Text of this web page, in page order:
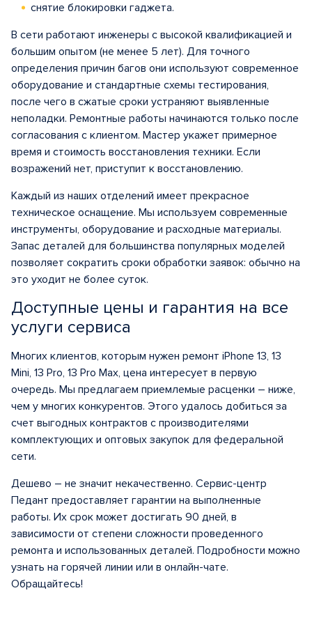
снятие блокировки гаджета.
В сети работают инженеры с высокой квалификацией и
большим опытом (не менее 5 лет). Для точного
определения причин багов они используют современное
оборудование и стандартные схемы тестирования,
после чего в сжатые сроки устраняют выявленные
неполадки. Ремонтные работы начинаются только после
согласования с клиентом. Мастер укажет примерное
время и стоимость восстановления техники. Если
возражений нет, приступит к восстановлению.
Каждый из наших отделений имеет прекрасное
техническое оснащение. Мы используем современные
инструменты, оборудование и расходные материалы.
Запас деталей для большинства популярных моделей
позволяет сократить сроки обработки заявок: обычно на
это уходит не более суток.
Доступные цены и гарантия на все
услуги сервиса
Многих клиентов, которым нужен ремонт iPhone 13, 13
Mini, 13 Pro, 13 Pro Max, цена интересует в первую
очередь. Мы предлагаем приемлемые расценки – ниже,
чем у многих конкурентов. Этого удалось добиться за
счет выгодных контрактов с производителями
комплектующих и оптовых закупок для федеральной
сети.
Дешево – не значит некачественно. Сервис-центр
Педант предоставляет гарантии на выполненные
работы. Их срок может достигать 90 дней, в
зависимости от степени сложности проведенного
ремонта и использованных деталей. Подробности можно
узнать на горячей линии или в онлайн-чате.
Обращайтесь!